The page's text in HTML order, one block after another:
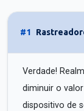
#1
Verdade!
diminuir o
dispositivo de